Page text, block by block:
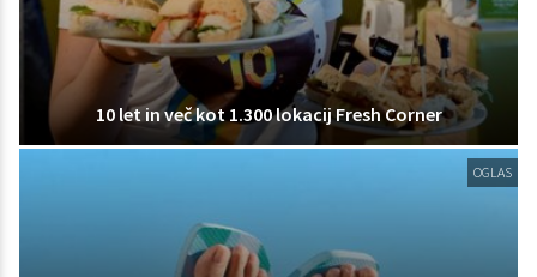
10 let in več kot 1.300 lokacij Fresh Corner
OGLAS